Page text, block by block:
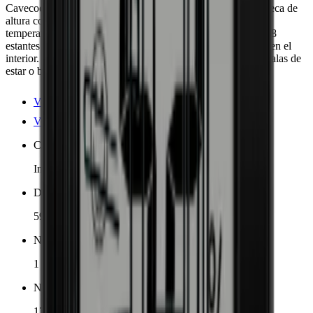
Cavecool Affection Onyx - Essential Edition: elegante vinoteca de
altura completa para 171 botellas de Burdeos en una zona de
temperatura (5-20 °C). Puerta de cristal negro sin rayos UV, 8
estantes extensibles de madera de haya con luz LED blanca en el
interior. Ideal para cocinas empotradas o independientes en salas de
estar o bodegas.
Ver detalles del producto
Ver especificaciones
Colocación
Independiente, Incorporado
Dimensiones (AnxAlxP cm)
59.5 x 177 x 68 cm
Número de zonas de enfriamiento
1 zona
Número de botellas (Burdeos, máx)